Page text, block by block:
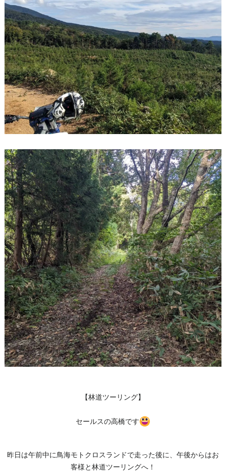
【林道ツーリング】
セールスの高橋です
昨日は午前中に鳥海モトクロスランドで走った後に、午後からはお
客様と林道ツーリングへ！